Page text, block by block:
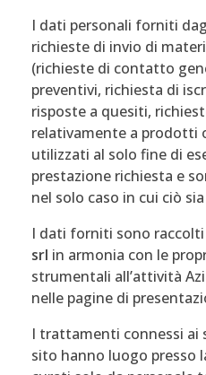
I dati personali forniti
richieste di invio di
(richieste di contatto
preventivi, richiesta di
risposte a quesiti,
relativamente a prodotti
utilizzati al solo fine di
prestazione richiesta e
nel solo caso in cui ciò
I dati forniti sono
srl in armonia con le
strumentali all’attività
nelle pagine di
I trattamenti connessi ai
sito hanno luogo presso